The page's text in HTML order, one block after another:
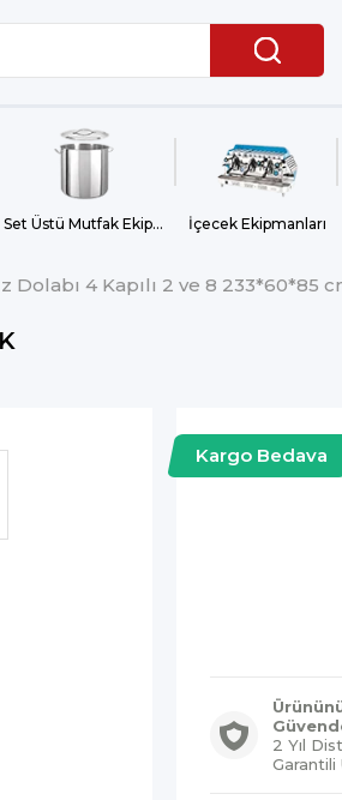
Set Üstü Mutfak Ekipmanları İçecek Ekipmanları
4 Kapılı 2 ve 8 233*60*85
Kargo Bedava
2 Yıl
Garantili